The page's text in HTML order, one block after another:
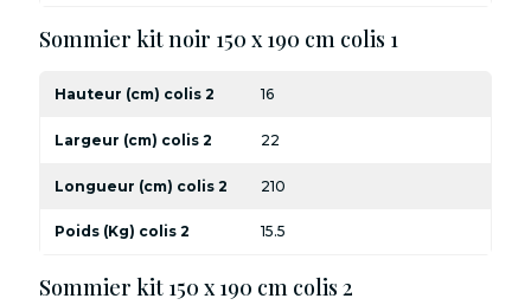
Sommier kit noir 150 x 190 cm colis 1
Hauteur (cm) colis 2 16
Largeur (cm) colis 2 22
Longueur (cm) colis 2 210
Poids (Kg) colis 2 15.5
Sommier kit 150 x 190 cm colis 2